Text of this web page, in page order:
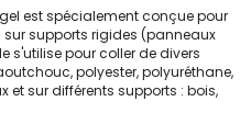
est spécialement conçue pour
supports rigides (panneaux
s'utilise pour coller de divers
polyester, polyuréthane,
et sur différents supports : bois,